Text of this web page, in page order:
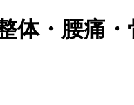
体・腰痛